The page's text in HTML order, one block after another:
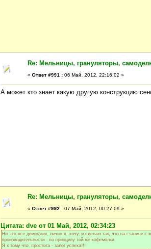
Re: Мельницы, грануляторы,
« Ответ #991 : 06 Май, 2012, 22:16:02 »
А может кто знает какую другую конструкцию
Re: Мельницы, грануляторы,
« Ответ #992 : 07 Май, 2012, 00:27:09 »
Цитата: dve от 01 Май, 2012, 02:34:23
Но это все демогогия, лично я, хочу, и сделаю так, что на станине с
производительности - по принципу той же кофемолки.
Я к тому что, простота - залог успеха!!!